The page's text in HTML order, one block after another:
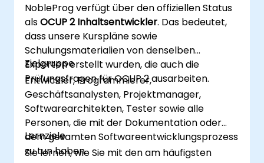
NobleProg verfügt über den offiziellen Status
alsOCUP 2 Inhaltsentwickler. Das bedeutet,
dass unsere Kurspläne sowie
Schulungsmaterialien von denselben
Experten erstellt wurden, die auch die
Prüfungsfragen für OCUP 2 ausarbeiten.
Zielgruppe
Entwickler, Programmierer,
Geschäftsanalysten, Projektmanager,
Softwarearchitekten, Tester sowie alle
Personen, die mit der Dokumentation oder
dem gesamten Softwareentwicklungsprozess
zu tun haben.
Lernziele
Sie lernen, wie Sie mit den am häufigsten